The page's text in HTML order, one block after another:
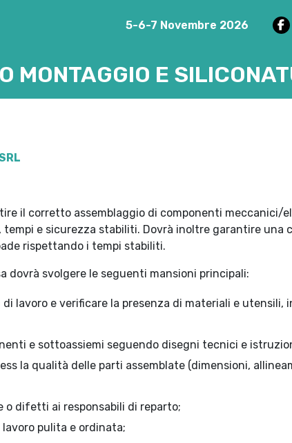
5-6-7 Novembre 2026
MONTAGGIO E
il corretto assemblaggio di componenti meccanici/
e sicurezza stabiliti. Dovrà inoltre garantire una
rispettando i tempi stabiliti.
dovrà svolgere le seguenti mansioni principali:
lavoro e verificare la presenza di materiali e utensili,
e sottoassiemi seguendo disegni tecnici e
la qualità delle parti assemblate (dimensioni,
o difetti ai responsabili di reparto;
lavoro pulita e ordinata;